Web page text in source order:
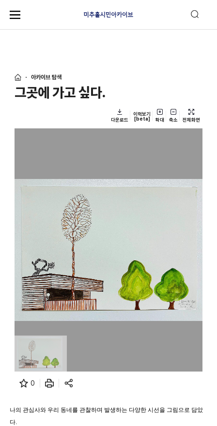
아카이브 탐색
그곳에 가고 싶다.
다운로드
이력보기
[beta]
확대 축소 전체화면
0
나의 관심사와 우리 동네를 관찰하며 발생하는 다양한 시선을 그림으로 담았
다.